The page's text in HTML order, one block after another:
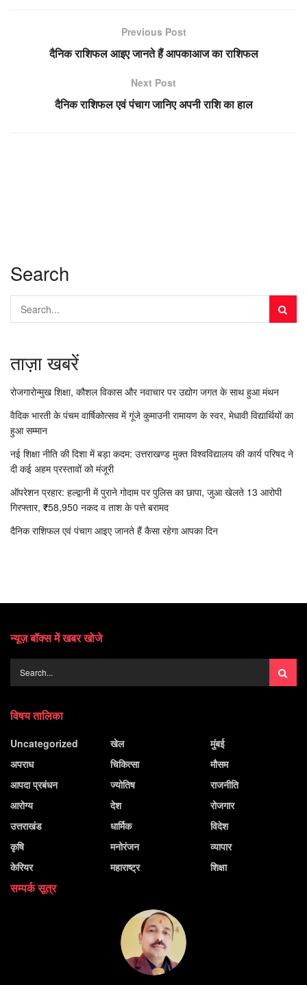
Previous Post
दैनिक राशिफल आइए जानते हैं आपकाआज का राशिफल
Next Post
दैनिक राशिफल एवं पंचाग जानिए अपनी राशि का हाल
Search
ताज़ा खबरें
रोजगारोन्मुख शिक्षा, कौशल विकास और नवाचार पर उद्योग जगत के साथ हुआ मंथन
वैदिक भारती के पंचम वार्षिकोत्सव में गूंजे कुमाउनी रामायण के स्वर, मेधावी विद्यार्थियों का
हुआ सम्मान
नई शिक्षा नीति की दिशा में बड़ा कदम: उत्तराखण्ड मुक्त विश्वविद्यालय की कार्य परिषद ने
दी कई अहम प्रस्तावों को मंजूरी
ऑपरेशन प्रहार: हल्द्वानी में पुराने गोदाम पर पुलिस का छापा, जुआ खेलते 13 आरोपी
गिरफ्तार, ₹58,950 नकद व ताश के पत्ते बरामद
दैनिक राशिफल एवं पंचाग आइए जानते हैं कैसा रहेगा आपका दिन
न्यूज़ बॉक्स में खबर खोजे
विषय तालिका
Uncategorized
अपराध
आपदा प्रबंधन
आरोग्य
उत्तराखंड
कृषि
केरियर
खेल
चिकित्सा
ज्योतिष
देश
धार्मिक
मनोरंजन
महाराष्ट्र
मुंबई
मौसम
राजनीति
रोजगार
विदेश
व्यापार
शिक्षा
सम्पर्क सूत्र